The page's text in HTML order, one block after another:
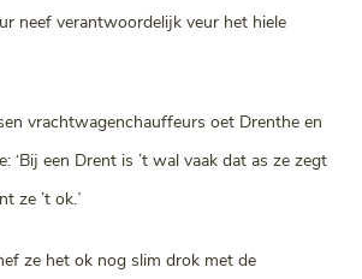
neef verantwoordelijk veur het hiele
vrachtwagenchauffeurs oet Drenthe en
‘Bij een Drent is ’t wal vaak dat as ze zegt
ze ’t ok.’
ze het ok nog slim drok met de